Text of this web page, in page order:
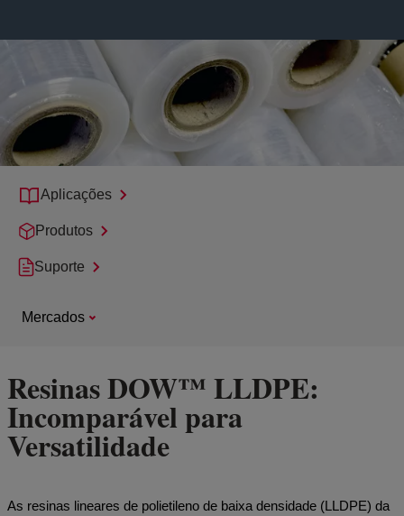
Aplicações
Produtos
Suporte
Mercados
Resinas DOW™ LLDPE:
Incomparável para
Versatilidade
As resinas lineares de polietileno de baixa densidade (LLDPE) da